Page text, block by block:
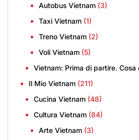
Autobus Vietnam (3)
Taxi Vietnam (1)
Treno Vietnam (2)
Voli Vietnam (5)
Vietnam: Prima di partire.
Il Mio Vietnam (211)
Cucina Vietnam (48)
Cultura Vietnam (84)
Arte Vietnam (3)